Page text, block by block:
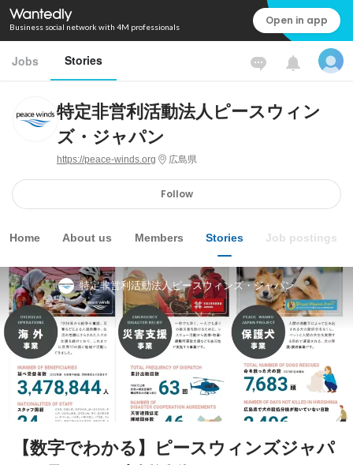
Business social network with 4M professionals Open in app
Jobs Stories
特定非営利活動法人ピースウィン
ズ・ジャパン
https://peace-winds.org 広島県
Follow
Home About us Members Stories Job postings
特定非営利活動法人ピースウィンズ・ジャパン
【数字でわかる】ピースウィンズジャパ